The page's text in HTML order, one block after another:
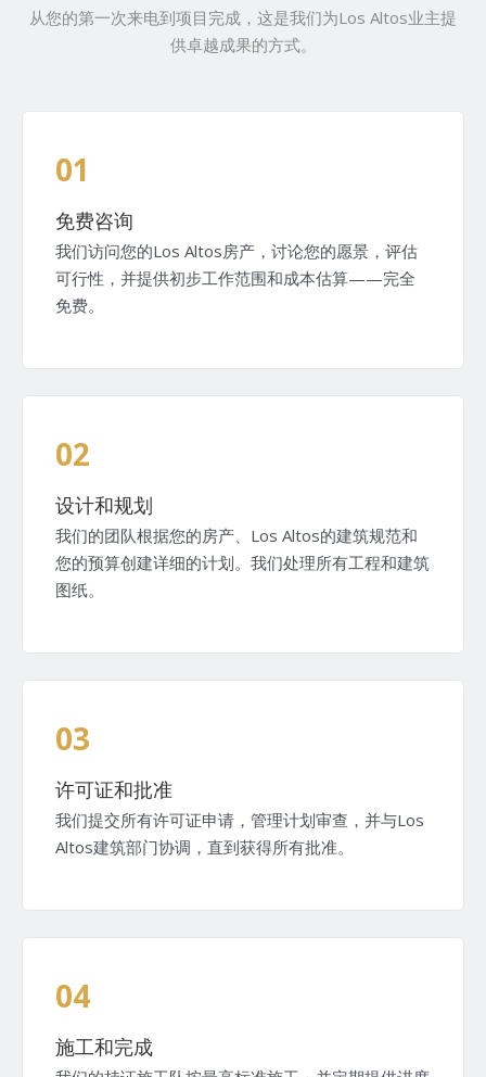
从您的第一次来电到项目完成，这是我们为Los Altos业主提
供卓越成果的方式。
01
免费咨询
我们访问您的Los Altos房产，讨论您的愿景，评估
可行性，并提供初步工作范围和成本估算——完全
免费。
02
设计和规划
我们的团队根据您的房产、Los Altos的建筑规范和
您的预算创建详细的计划。我们处理所有工程和建筑
图纸。
03
许可证和批准
我们提交所有许可证申请，管理计划审查，并与Los
Altos建筑部门协调，直到获得所有批准。
04
施工和完成